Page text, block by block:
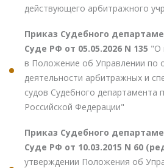
действующего арбитражного
Приказ Судебного
Суде РФ от 05.05.2026 N 135 "О
в Положение об Управлении по
деятельности арбитражных и
судов Судебного департамента
Российской Федерации"
Приказ Судебного
Суде РФ от 10.03.2015 N 60
утверждении Положения об